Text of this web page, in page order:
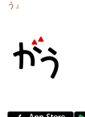
う』